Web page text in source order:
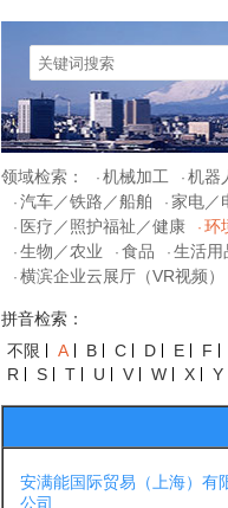
领域检索： · 机械加工 · 机器
· 汽车／铁路／船舶 · 家电／
· 医疗／照护福祉／健康 · 环
· 生物／农业 · 食品 · 生活用
· 横滨企业云展厅（VR视频）
拼音检索：
不限
A B C D E F
R
S T U V W X Y
安满能国际贸易（上海）有
公司